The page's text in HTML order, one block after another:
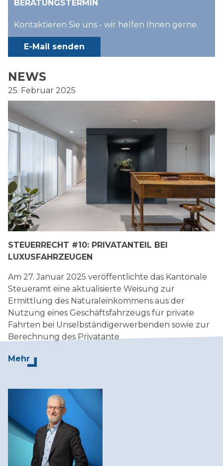
BERATUNGSTERMIN
Kontaktieren Sie uns - wir helfen Ihnen gerne.
E-Mail senden
NEWS
25. Februar 2025
STEUERRECHT #10: PRIVATANTEIL BEI
LUXUSFAHRZEUGEN
Am 27. Januar 2025 veröffentlichte das Kantonale
Steueramt eine aktualisierte Weisung zur
Ermittlung des Naturaleinkommens aus der
Nutzung eines Geschäftsfahrzeugs für private
Fahrten bei Unselbständigerwerbenden sowie zur
Berechnung des Privatante
Mehr